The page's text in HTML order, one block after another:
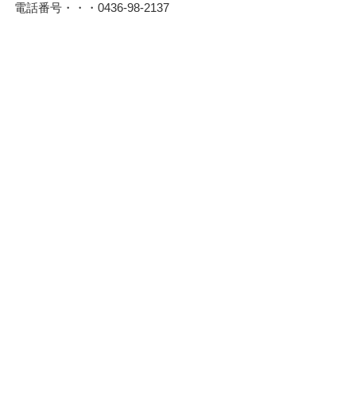
電話番号・・・0436-98-2137